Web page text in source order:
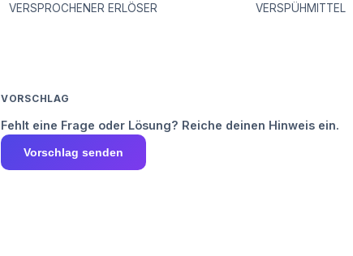
VERSPROCHENER ERLÖSER VERSPÜHMITTEL
VORSCHLAG
Fehlt eine Frage oder Lösung? Reiche deinen Hinweis ein.
Vorschlag senden